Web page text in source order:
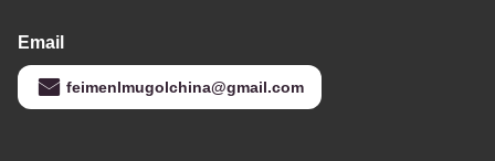
Email
feimenlmugolchina@gmail.com